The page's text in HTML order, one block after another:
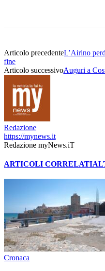
Articolo precedenteL’Airino
fine
Articolo successivoAuguri a
Redazione
https://mynews.it
Redazione myNews.iT
ARTICOLI CORRELATI
Cronaca